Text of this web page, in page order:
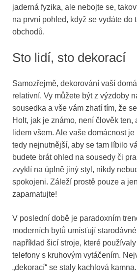
jaderná fyzika, ale nebojte se,
na první pohled, když se vydáte do
obchodů.
Sto lidí, sto dekorací
Samozřejmě, dekorování vaší
relativní. Vy můžete být z výzdoby
sousedka a vše vám zhatí tím, že
Holt, jak je známo, není člověk ten,
lidem všem. Ale vaše domácnost
tedy nejnutnější, aby se tam líbilo
budete brát ohled na sousedy či
zvyklí na úplně jiný styl, nikdy
spokojeni. Záleží prostě pouze a
zapamatujte!
V poslední době je paradoxním
moderních bytů umísťují
například šicí stroje, které
telefony s kruhovým vytáčením.
„dekorací“ se staly kachlová